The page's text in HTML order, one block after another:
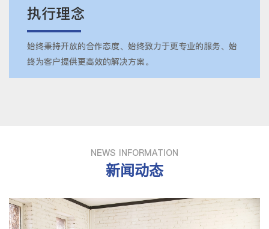
执行理念
始终秉持开放的合作态度、始终致力于更专业的服务、始
终为客户提供更高效的解决方案。
NEWS INFORMATION
新闻动态